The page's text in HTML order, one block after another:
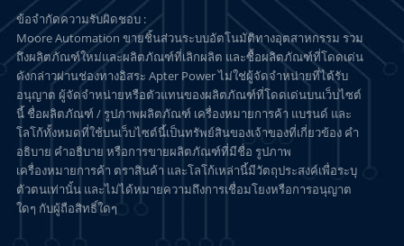
ข้อจำกัดความรับผิดชอบ :
Moore Automation ขายชิ้นส่วนระบบอัตโนมัติทางอุตสาหกรรม รวม
ถึงผลิตภัณฑ์ใหม่และผลิตภัณฑ์ที่เลิกผลิต และซื้อผลิตภัณฑ์ที่โดดเด่น
ดังกล่าวผ่านช่องทางอิสระ Apter Power ไม่ใช่ผู้จัดจำหน่ายที่ได้รับ
อนุญาต ผู้จัดจำหน่ายหรือตัวแทนของผลิตภัณฑ์ที่โดดเด่นบนเว็บไซต์
นี้ ชื่อผลิตภัณฑ์ / รูปภาพผลิตภัณฑ์ เครื่องหมายการค้า แบรนด์ และ
โลโก้ทั้งหมดที่ใช้บนเว็บไซต์นี้เป็นทรัพย์สินของเจ้าของที่เกี่ยวข้อง คำ
อธิบาย คำอธิบาย หรือการขายผลิตภัณฑ์ที่มีชื่อ รูปภาพ
เครื่องหมายการค้า ตราสินค้า และโลโก้เหล่านี้มีวัตถุประสงค์เพื่อระบุ
ตัวตนเท่านั้น และไม่ได้หมายความถึงการเชื่อมโยงหรือการอนุญาต
ใดๆ กับผู้ถือสิทธิ์ใดๆ